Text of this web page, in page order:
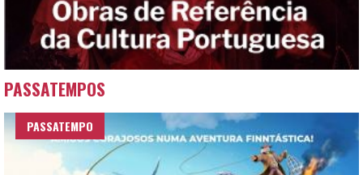
PASSATEMPOS
PASSATEMPO